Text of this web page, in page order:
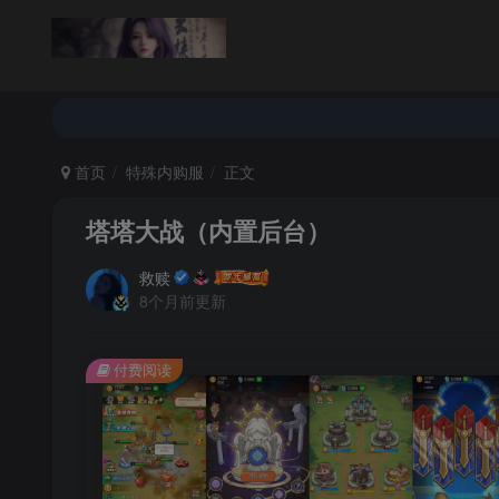
首页 特殊内购服 正文
塔塔大战（内置后台）
救赎
8个月前更新
付费阅读